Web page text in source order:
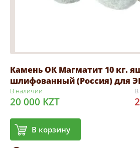
Камень ОК Магматит 10 кг.
шлифованный (Россия) для
В наличии
20 000 KZT
В корзину
В